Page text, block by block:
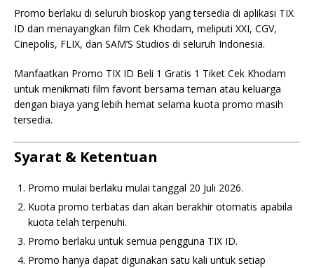
Promo berlaku di seluruh bioskop yang tersedia di aplikasi TIX
ID dan menayangkan film Cek Khodam, meliputi XXI, CGV,
Cinepolis, FLIX, dan SAM’S Studios di seluruh Indonesia.
Manfaatkan Promo TIX ID Beli 1 Gratis 1 Tiket Cek Khodam
untuk menikmati film favorit bersama teman atau keluarga
dengan biaya yang lebih hemat selama kuota promo masih
tersedia.
Syarat & Ketentuan
Promo mulai berlaku mulai tanggal 20 Juli 2026.
Kuota promo terbatas dan akan berakhir otomatis apabila
kuota telah terpenuhi.
Promo berlaku untuk semua pengguna TIX ID.
Promo hanya dapat digunakan satu kali untuk setiap